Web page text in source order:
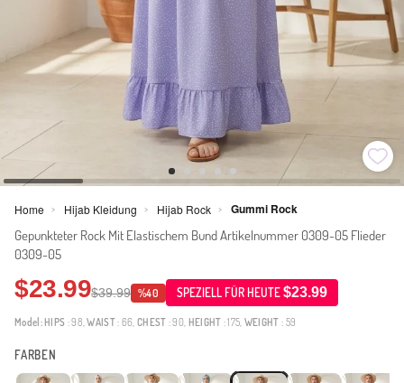
Home > Hijab Kleidung > Hijab Rock > Gummi Rock
Gepunkteter Rock Mit Elastischem Bund Artikelnummer 0309-05 Flieder
0309-05
$23.99$39.99 %40 SPEZIELL FÜR HEUTE$23.99
Model: HIPS : 98,WAIST: 66,CHEST : 90, HEIGHT : 175, WEIGHT : 59
FARBEN